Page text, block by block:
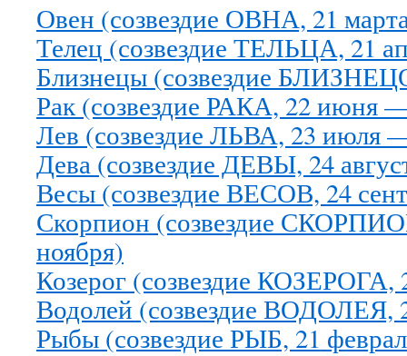
Овен (созвездие ОВНА, 21
Телец (созвездие ТЕЛЬЦА, 21
Близнецы (созвездие
Рак (созвездие РАКА, 22 июня
Лев (созвездие ЛЬВА, 23 июля
Дева (созвездие ДЕВЫ, 24
Весы (созвездие ВЕСОВ, 24
Скорпион (созвездие
ноября)
Козерог (созвездие КОЗЕРОГА,
Водолей (созвездие ВОДОЛЕЯ,
Рыбы (созвездие РЫБ, 21